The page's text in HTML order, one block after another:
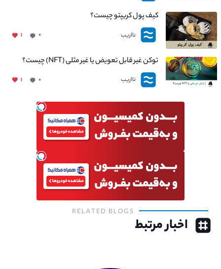
کیف پول کریپتو چیست؟
نااریب ۰ ۱
توکن غیر قابل تعویض یا غیر مثلی (NFT) چیست؟
نااریب ۰ ۱
RELATED BLOGS
اخبار مرتبط